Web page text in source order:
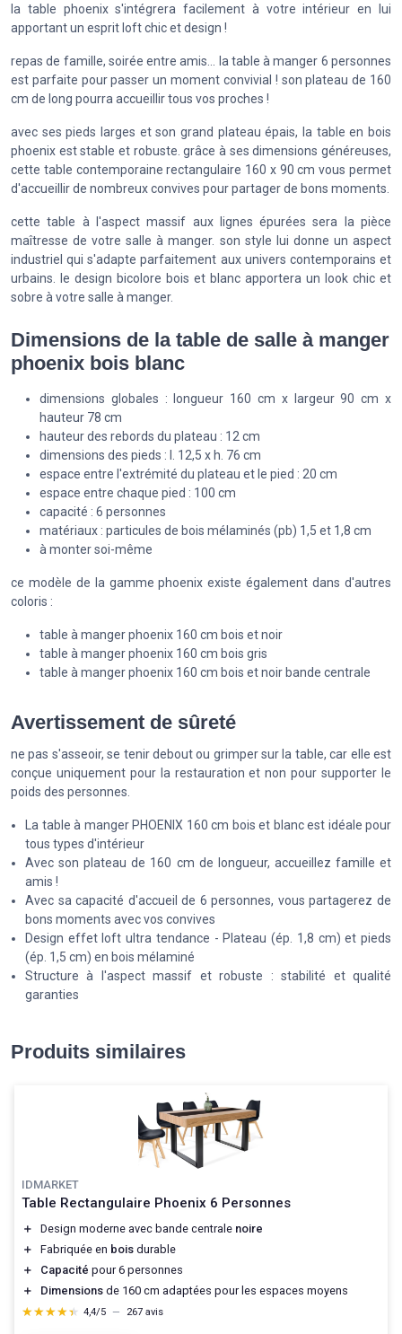
la table phoenix s'intégrera facilement à votre intérieur en lui
apportant un esprit loft chic et design !
repas de famille, soirée entre amis... la table à manger 6 personnes
est parfaite pour passer un moment convivial ! son plateau de 160
cm de long pourra accueillir tous vos proches !
avec ses pieds larges et son grand plateau épais, la table en bois
phoenix est stable et robuste. grâce à ses dimensions généreuses,
cette table contemporaine rectangulaire 160 x 90 cm vous permet
d'accueillir de nombreux convives pour partager de bons moments.
cette table à l'aspect massif aux lignes épurées sera la pièce
maîtresse de votre salle à manger. son style lui donne un aspect
industriel qui s'adapte parfaitement aux univers contemporains et
urbains. le design bicolore bois et blanc apportera un look chic et
sobre à votre salle à manger.
Dimensions de la table de salle à manger
phoenix bois blanc
dimensions globales : longueur 160 cm x largeur 90 cm x
hauteur 78 cm
hauteur des rebords du plateau : 12 cm
dimensions des pieds : l. 12,5 x h. 76 cm
espace entre l'extrémité du plateau et le pied : 20 cm
espace entre chaque pied : 100 cm
capacité : 6 personnes
matériaux : particules de bois mélaminés (pb) 1,5 et 1,8 cm
à monter soi-même
ce modèle de la gamme phoenix existe également dans d'autres
coloris :
table à manger phoenix 160 cm bois et noir
table à manger phoenix 160 cm bois gris
table à manger phoenix 160 cm bois et noir bande centrale
Avertissement de sûreté
ne pas s'asseoir, se tenir debout ou grimper sur la table, car elle est
conçue uniquement pour la restauration et non pour supporter le
poids des personnes.
La table à manger PHOENIX 160 cm bois et blanc est idéale pour
tous types d'intérieur
Avec son plateau de 160 cm de longueur, accueillez famille et
amis !
Avec sa capacité d'accueil de 6 personnes, vous partagerez de
bons moments avec vos convives
Design effet loft ultra tendance - Plateau (ép. 1,8 cm) et pieds
(ép. 1,5 cm) en bois mélaminé
Structure à l'aspect massif et robuste : stabilité et qualité
garanties
Produits similaires
IDMARKET
Table Rectangulaire Phoenix 6 Personnes
＋ Design moderne avec bande centrale noire
＋
Fabriquée en bois durable
＋
Capacité pour 6 personnes
＋
Dimensions de 160 cm adaptées pour les espaces moyens
★★★★★
★★★★★ 4,4/5 — 267 avis